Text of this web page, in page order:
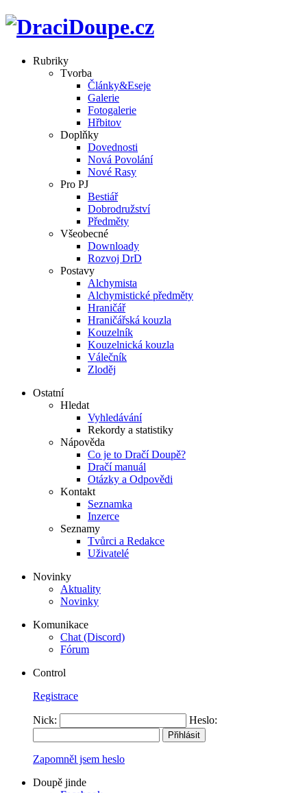
Rubriky
Tvorba
Články&Eseje
Galerie
Fotogalerie
Hřbitov
Doplňky
Dovednosti
Nová Povolání
Nové Rasy
Pro PJ
Bestiář
Dobrodružství
Předměty
Všeobecné
Downloady
Rozvoj DrD
Postavy
Alchymista
Alchymistické předměty
Hraničář
Hraničářská kouzla
Kouzelník
Kouzelnická kouzla
Válečník
Zloděj
Ostatní
Hledat
Vyhledávání
Rekordy a statistiky
Nápověda
Co je to Dračí Doupě?
Dračí manuál
Otázky a Odpovědi
Kontakt
Seznamka
Inzerce
Seznamy
Tvůrci a Redakce
Uživatelé
Novinky
Aktuality
Novinky
Komunikace
Chat (Discord)
Fórum
Control
Registrace
Nick: Heslo:
Zapomněl jsem heslo
Doupě jinde